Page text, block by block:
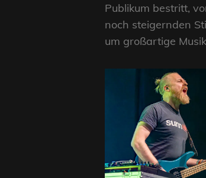
Publikum bestritt,
noch steigernden
um großartige